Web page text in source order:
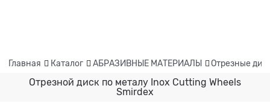
Главная Каталог АБРАЗИВНЫЕ МАТЕРИАЛЫ Отрезные
Отрезной диск по металу Inox Cutting Wheels
Smirdex